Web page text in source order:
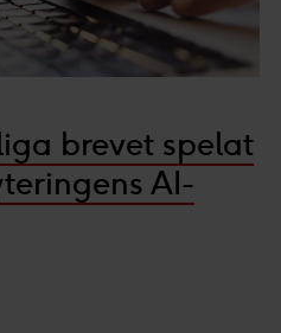
brevet spelat
AI-